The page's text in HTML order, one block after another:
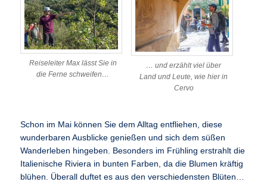
Reiseleiter Max lässt Sie in
die Ferne schweifen…
… und erzählt viel über
Land und Leute, wie hier in
Cervo
Schon im Mai können Sie dem Alltag entfliehen, diese
wunderbaren Ausblicke genießen und sich dem süßen
Wanderleben hingeben. Besonders im Frühling erstrahlt die
Italienische Riviera in bunten Farben, da die Blumen kräftig
blühen. Überall duftet es aus den verschiedensten Blüten…